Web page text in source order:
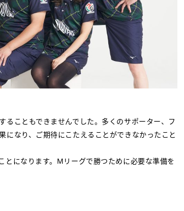
こともできませんでした。多くのサポーター、フ
になり、ご期待にこたえることができなかったこと
とになります。Mリーグで勝つために必要な準備を